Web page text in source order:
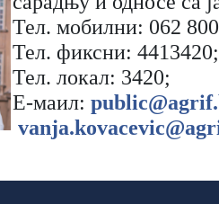
Тел. мобилни: 062
Тел. фиксни: 4413420;
Тел. локaл: 3420;
Е-мaил: